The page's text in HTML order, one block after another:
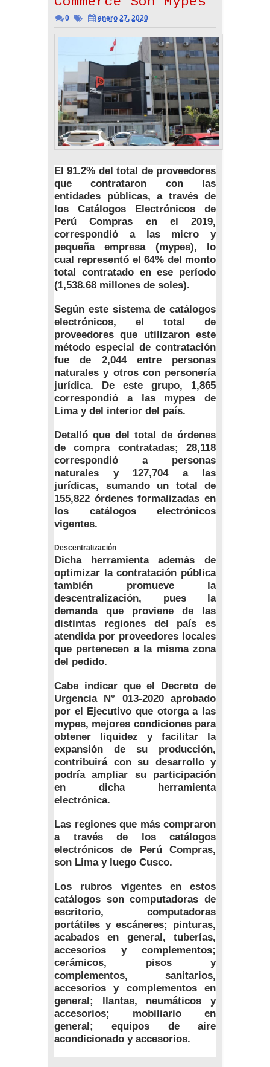
0 enero 27, 2020
El 91.2% del total de proveedores
que contrataron con las
entidades públicas, a través de
los Catálogos Electrónicos de
Perú Compras en el 2019,
correspondió a las micro y
pequeña empresa (mypes), lo
cual representó el 64% del monto
total contratado en ese período
(1,538.68 millones de soles).
Según este sistema de catálogos
electrónicos, el total de
proveedores que utilizaron este
método especial de contratación
fue de 2,044 entre personas
naturales y otros con personería
jurídica. De este grupo, 1,865
correspondió a las mypes de
Lima y del interior del país.
Detalló que del total de órdenes
de compra contratadas; 28,118
correspondió a personas
naturales y 127,704 a las
jurídicas, sumando un total de
155,822 órdenes formalizadas en
los catálogos electrónicos
vigentes.
Descentralización
Dicha herramienta además de
optimizar la contratación pública
también promueve la
descentralización, pues la
demanda que proviene de las
distintas regiones del país es
atendida por proveedores locales
que pertenecen a la misma zona
del pedido.
Cabe indicar que el Decreto de
Urgencia N° 013-2020 aprobado
por el Ejecutivo que otorga a las
mypes, mejores condiciones para
obtener liquidez y facilitar la
expansión de su producción,
contribuirá con su desarrollo y
podría ampliar su participación
en dicha herramienta
electrónica.
Las regiones que más compraron
a través de los catálogos
electrónicos de Perú Compras,
son Lima y luego Cusco.
Los rubros vigentes en estos
catálogos son computadoras de
escritorio, computadoras
portátiles y escáneres; pinturas,
acabados en general, tuberías,
accesorios y complementos;
cerámicos, pisos y
complementos, sanitarios,
accesorios y complementos en
general; llantas, neumáticos y
accesorios; mobiliario en
general; equipos de aire
acondicionado y accesorios.